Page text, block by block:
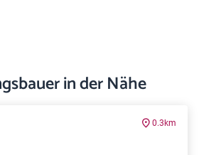
in der Nähe
0.3km